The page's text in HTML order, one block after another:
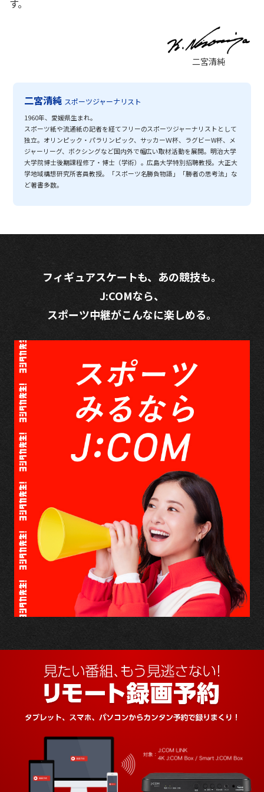
す。
二宮清純
二宮清純 スポーツジャーナリスト
1960年、愛媛県生まれ。
スポーツ紙や流通紙の記者を経てフリーのスポーツジャーナリストとして
独立。オリンピック・パラリンピック、サッカーＷ杯、ラグビーW杯、メ
ジャーリーグ、ボクシングなど国内外で幅広い取材活動を展開。明治大学
大学院博士後期課程修了・博士（学術）。広島大学特別招聘教授。大正大
学地域構想研究所客員教授。「スポーツ名勝負物語」「勝者の思考法」な
ど著書多数。
フィギュアスケートも、あの競技も。
J:COMなら、
スポーツ中継がこんなに楽しめる。